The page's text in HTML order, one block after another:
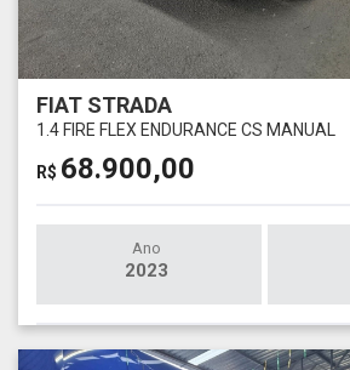
FIAT STRADA
1.4 FIRE FLEX ENDURANCE CS MANUAL
R$ 68.900,00
Ano
2023